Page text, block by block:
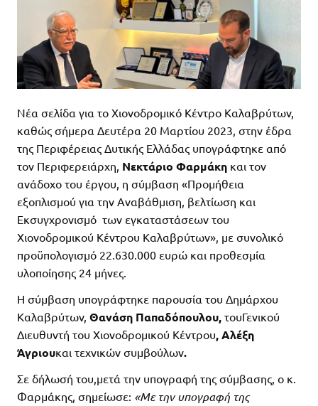
Νέα σελίδα για το Χιονοδρομικό Κέντρο Καλαβρύτων,
καθώς σήμερα Δευτέρα 20 Μαρτίου 2023, στην έδρα
της Περιφέρειας Δυτικής Ελλάδας υπογράφτηκε από
τον Περιφερειάρχη, Νεκτάριο Φαρμάκη και τον
ανάδοχο του έργου, η σύμβαση «Προμήθεια
εξοπλισμού για την Αναβάθμιση, βελτίωση και
Εκσυγχρονισμό των εγκαταστάσεων του
Χιονοδρομικού Κέντρου Καλαβρύτων», με συνολικό
προϋπολογισμό 22.630.000 ευρώ και προθεσμία
υλοποίησης 24 μήνες.
Η σύμβαση υπογράφτηκε παρουσία του Δημάρχου
Καλαβρύτων, Θανάση Παπαδόπουλου, τουΓενικού
Διευθυντή του Χιονοδρομικού Κέντρου, Αλέξη
Άγριουκαι τεχνικών συμβούλων.
Σε δήλωσή του,μετά την υπογραφή της σύμβασης, ο κ.
Φαρμάκης, σημείωσε: «Με την υπογραφή της